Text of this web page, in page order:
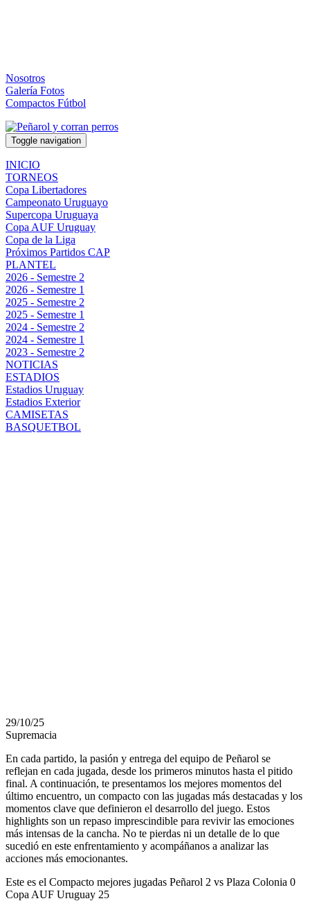
Nosotros
Galería Fotos
Compactos Fútbol
Toggle navigation
INICIO
TORNEOS
Copa Libertadores
Campeonato Uruguayo
Supercopa Uruguaya
Copa AUF Uruguay
Copa de la Liga
Próximos Partidos CAP
PLANTEL
2026 - Semestre 2
2026 - Semestre 1
2025 - Semestre 2
2025 - Semestre 1
2024 - Semestre 2
2024 - Semestre 1
2023 - Semestre 2
NOTICIAS
ESTADIOS
Estadios Uruguay
Estadios Exterior
CAMISETAS
BASQUETBOL
29/10/25
Supremacia
En cada partido, la pasión y entrega del equipo de Peñarol se
reflejan en cada jugada, desde los primeros minutos hasta el pitido
final. A continuación, te presentamos los mejores momentos del
último encuentro, un compacto con las jugadas más destacadas y los
momentos clave que definieron el desarrollo del juego. Estos
highlights son un repaso imprescindible para revivir las emociones
más intensas de la cancha. No te pierdas ni un detalle de lo que
sucedió en este enfrentamiento y acompáñanos a analizar las
acciones más emocionantes.
Este es el Compacto mejores jugadas Peñarol 2 vs Plaza Colonia 0
Copa AUF Uruguay 25